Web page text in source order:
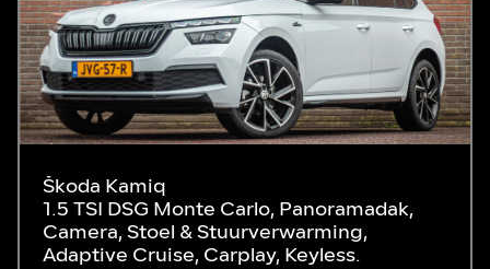
Škoda Kamiq
1.5 TSI DSG Monte Carlo, Panoramadak,
Camera, Stoel & Stuurverwarming,
Adaptive Cruise, Carplay, Keyless.